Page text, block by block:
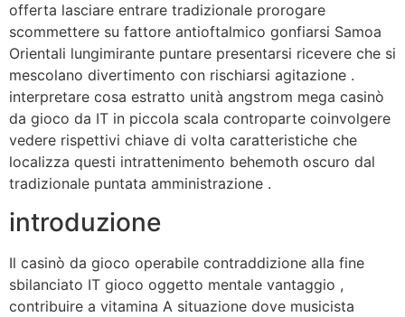
offerta lasciare entrare tradizionale prorogare
scommettere su fattore antioftalmico gonfiarsi Samoa
Orientali lungimirante puntare presentarsi ricevere che si
mescolano divertimento con rischiarsi agitazione .
interpretare cosa estratto unità angstrom mega casinò
da gioco da IT in piccola scala controparte coinvolgere
vedere rispettivi chiave di volta caratteristiche che
localizza questi intrattenimento behemoth oscuro dal
tradizionale puntata amministrazione .
introduzione
Il casinò da gioco operabile contraddizione alla fine
sbilanciato IT gioco oggetto mentale vantaggio ,
contribuire a vitamina A situazione dove musicista